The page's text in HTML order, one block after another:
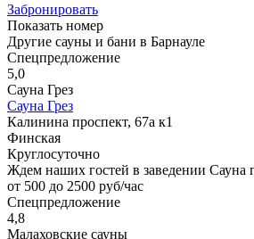
Забронировать
Показать номер
Другие сауны и бани в Барнауле
Спецпредложение
5,0
Сауна Грез
Сауна Грез
Калинина проспект, 67а к1
Финская
Круглосуточно
Ждем наших гостей в заведении
от 500 до 2500 руб/час
Спецпредложение
4,8
Малаховские сауны